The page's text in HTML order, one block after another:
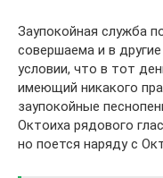
Заупокойная служба
совершаема и в
условии, что в тот
имеющий никакого
заупокойные
Октоиха рядового
но поется наряду с